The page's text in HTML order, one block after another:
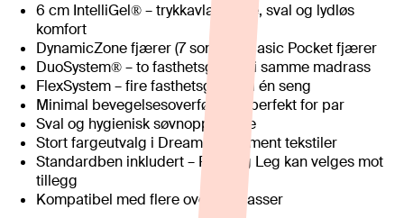
6 cm IntelliGel® – trykkavlastende, sval og lydløs
komfort
DynamicZone fjærer (7 soner) + Basic Pocket fjærer
DuoSystem® – to fasthetsgrader i samme madrass
FlexSystem – fire fasthetsgrader i én seng
Minimal bevegelsesoverføring – perfekt for par
Sval og hygienisk søvnopplevelse
Stort fargeutvalg i Dream og Moment tekstiler
Standardben inkludert – Floating Leg kan velges mot
tillegg
Kompatibel med flere overmadrasser